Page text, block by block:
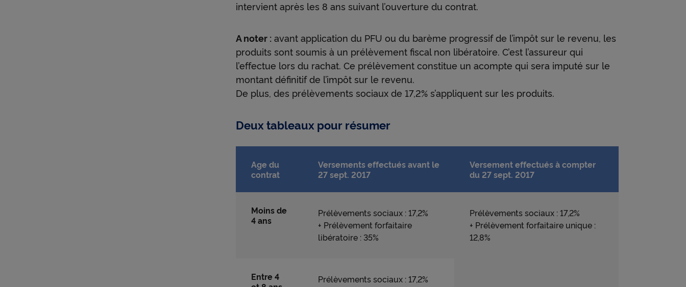
intervient après les 8 ans suivant l’ouverture du contrat.
A noter : avant application du PFU ou du barème progressif de l’impôt sur le revenu, les
produits sont soumis à un prélèvement fiscal non libératoire. C’est l’assureur qui
l’effectue lors du rachat. Ce prélèvement constitue un acompte qui sera imputé sur le
montant définitif de l’impôt sur le revenu.
De plus, des prélèvements sociaux de 17,2% s’appliquent sur les produits.
Deux tableaux pour résumer
Age du
contrat
Versements effectués avant le
27 sept. 2017
Versement effectués à compter
du 27 sept. 2017
Moins de
4 ans
Prélèvements sociaux : 17,2%
+ Prélèvement forfaitaire
libératoire : 35%
Prélèvements sociaux : 17,2%
+ Prélèvement forfaitaire unique :
12,8%
Entre 4
Prélèvements sociaux : 17,2%
Charte relative aux cookies.
cookies nécessaires au bon fonctionnement du Site et/ou à vous apporter un
confort de navigation seront déposés.